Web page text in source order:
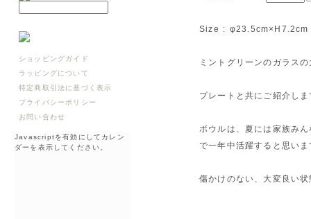
Size : φ23.5cm×H7.2cm
ミントグリーンのガラス
プレートと共にご紹介し
ボウルは、夏には家族み
で一年中活躍すると思い
傷かけのない、大変良い
ショッピングガイド
ラッピングについて
特定商取引法に基づく表示
プライバシーポリシー
お問い合わせ
Javascriptを有効にしてカレン
ダーを表示してください。